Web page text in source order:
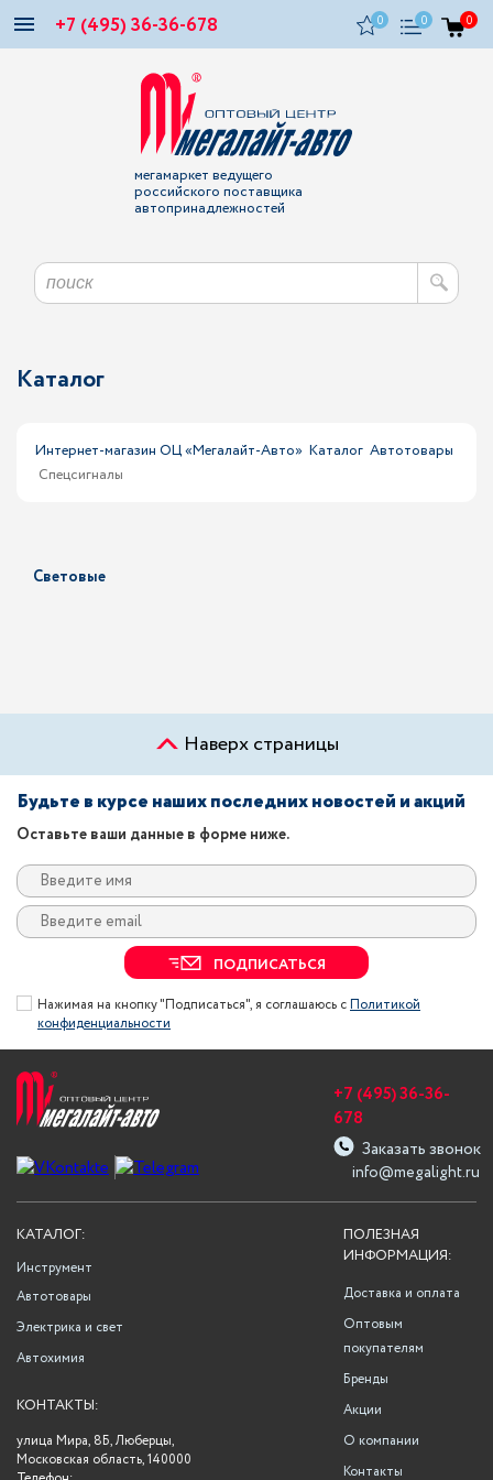
+7 (495) 36-36-678 0 0 0
мегамаркет ведущего
российского поставщика
автопринадлежностей
Каталог
Интернет-магазин ОЦ «Мегалайт-Авто» Каталог Автотовары
Спецсигналы
Световые
Наверх страницы
Будьте в курсе наших последних новостей и акций
Оставьте ваши данные в форме ниже.
ПОДПИСАТЬСЯ
Нажимая на кнопку "Подписаться", я соглашаюсь сПолитикой
конфиденциальности
info@megalight.ru
+7 (495) 36-36-
678
Заказать звонок
ПОЛЕЗНАЯ
ИНФОРМАЦИЯ:
Доставка и оплата
Оптовым
покупателям
Бренды
Акции
О компании
Контакты
КАТАЛОГ:
Инструмент
Автотовары
Электрика и свет
Автохимия
КОНТАКТЫ:
улица Мира, 8Б, Люберцы,
Московская область, 140000